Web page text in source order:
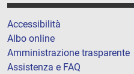
Accessibilità
Albo online
Amministrazione trasparente
Assistenza e FAQ